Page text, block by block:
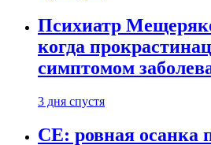
Психиатр
когда
симптомом
3 дня спустя
CE: ровная осанка